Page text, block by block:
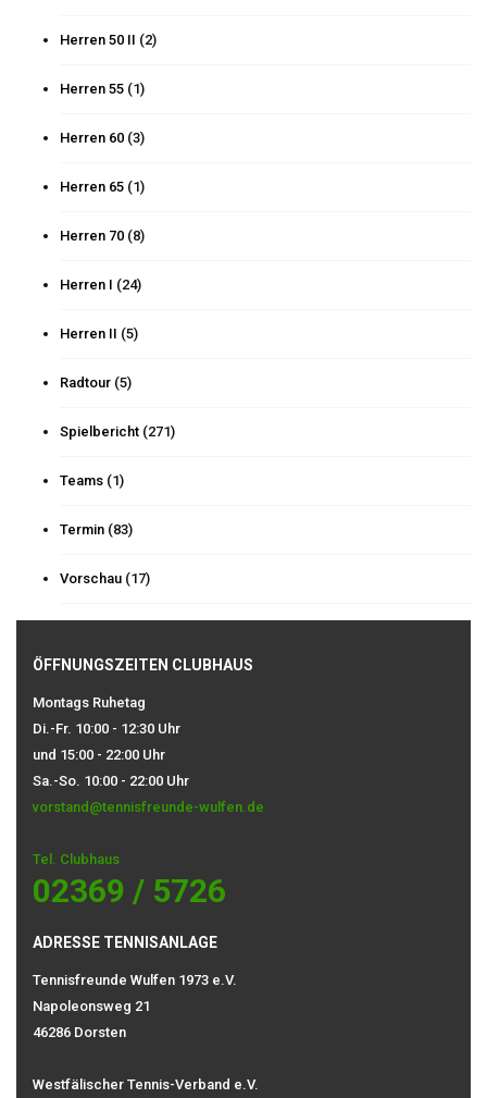
Herren 50 II (2)
Herren 55 (1)
Herren 60 (3)
Herren 65 (1)
Herren 70 (8)
Herren I (24)
Herren II (5)
Radtour (5)
Spielbericht (271)
Teams (1)
Termin (83)
Vorschau (17)
ÖFFNUNGSZEITEN CLUBHAUS
Montags Ruhetag
Di.-Fr. 10:00 - 12:30 Uhr
und 15:00 - 22:00 Uhr
Sa.-So. 10:00 - 22:00 Uhr
vorstand@tennisfreunde-wulfen.de
Tel. Clubhaus
02369 / 5726
ADRESSE TENNISANLAGE
Tennisfreunde Wulfen 1973 e.V.
Napoleonsweg 21
46286 Dorsten
Westfälischer Tennis-Verband e.V.